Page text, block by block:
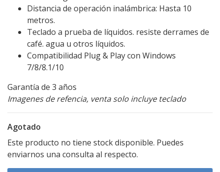
Distancia de operación inalámbrica: Hasta 10
metros.
Teclado a prueba de líquidos. resiste derrames de
café. agua u otros líquidos.
Compatibilidad Plug & Play con Windows
7/8/8.1/10
Garantía de 3 años
Imagenes de refencia, venta solo incluye teclado
Agotado
Este producto no tiene stock disponible. Puedes
enviarnos una consulta al respecto.